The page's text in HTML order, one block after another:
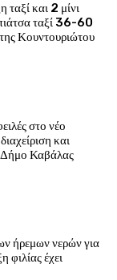
ταξί και 2 μίνι
ταξί 36-60
Κουντουριώτου
στο νέο
και
Δήμο Καβάλας
ήρεμων νερών για
φιλίας έχει